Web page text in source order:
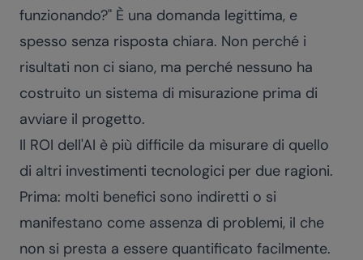
funzionando?" È una domanda legittima, e
spesso senza risposta chiara. Non perché i
risultati non ci siano, ma perché nessuno ha
costruito un sistema di misurazione prima di
avviare il progetto.
Il ROI dell'AI è più difficile da misurare di quello
di altri investimenti tecnologici per due ragioni.
Prima: molti benefici sono indiretti o si
manifestano come assenza di problemi, il che
non si presta a essere quantificato facilmente.